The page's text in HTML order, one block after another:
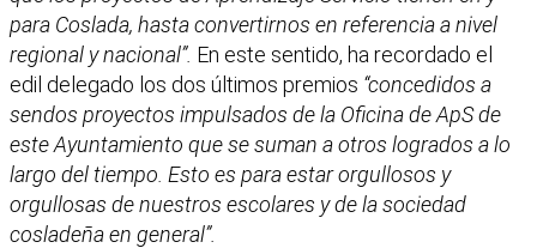
para Coslada, hasta convertirnos en referencia a nivel
regional y nacional”. En este sentido, ha recordado el
edil delegado los dos últimos premios “concedidos a
sendos proyectos impulsados de la Oficina de ApS de
este Ayuntamiento que se suman a otros logrados a lo
largo del tiempo. Esto es para estar orgullosos y
orgullosas de nuestros escolares y de la sociedad
cosladeña en general”.